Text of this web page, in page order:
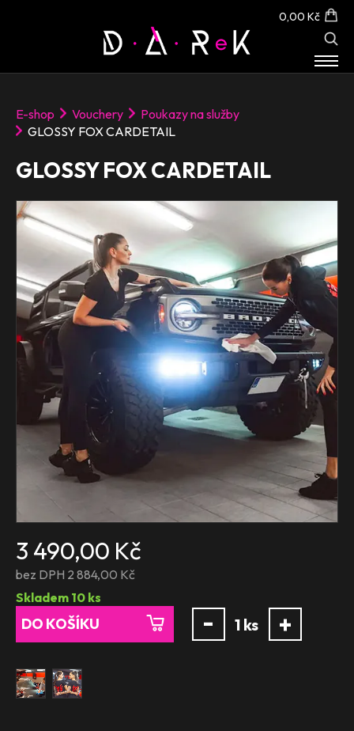
0,00 Kč
E-shop Vouchery
Poukazy na služby
GLOSSY FOX CARDETAIL
GLOSSY FOX CARDETAIL
3 490,00 Kč
bez DPH 2 884,00 Kč
Skladem 10 ks
DO KOŠÍKU - 1 ks +